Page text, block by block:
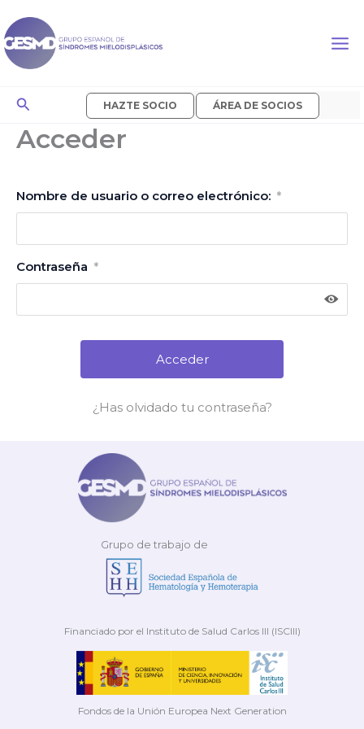
al
contenido
Buscar HAZTE SOCIO ÁREA DE SOCIOS
Acceder
Nombre de usuario o correo electrónico: *
Contraseña *
¿Has olvidado tu contraseña?
Grupo de trabajo de
Financiado por el Instituto de Salud Carlos III (ISCIII)
Fondos de la Unión Europea Next Generation